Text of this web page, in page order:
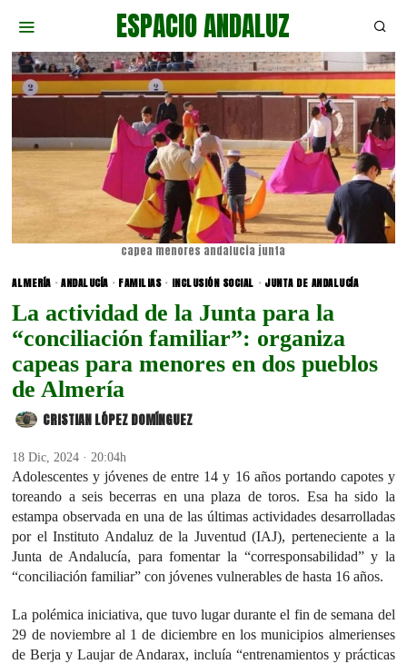
ESPACIO ANDALUZ
capea menores andalucia junta
ALMERÍA · ANDALUCÍA · FAMILIAS · INCLUSIÓN SOCIAL · JUNTA DE ANDALUCÍA
La actividad de la Junta para la
“conciliación familiar”: organiza
capeas para menores en dos pueblos
de Almería
CRISTIAN LÓPEZ DOMÍNGUEZ
18 Dic, 2024 · 20:04h
Adolescentes y jóvenes de entre 14 y 16 años portando capotes y
toreando a seis becerras en una plaza de toros. Esa ha sido la
estampa observada en una de las últimas actividades desarrolladas
por el Instituto Andaluz de la Juventud (IAJ), perteneciente a la
Junta de Andalucía, para fomentar la “corresponsabilidad” y la
“conciliación familiar” con jóvenes vulnerables de hasta 16 años.
La polémica iniciativa, que tuvo lugar durante el fin de semana del
29 de noviembre al 1 de diciembre en los municipios almerienses
de Berja y Laujar de Andarax, incluía “entrenamientos y prácticas